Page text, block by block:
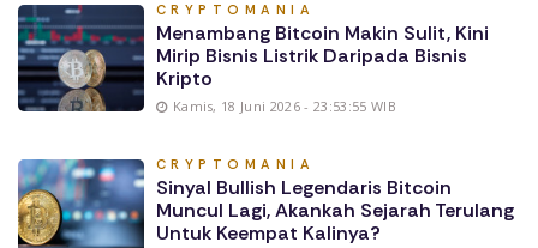
CRYPTOMANIA
Menambang Bitcoin Makin Sulit, Kini
Mirip Bisnis Listrik Daripada Bisnis
Kripto
Kamis, 18 Juni 2026 - 23:53:55 WIB
CRYPTOMANIA
Sinyal Bullish Legendaris Bitcoin
Muncul Lagi, Akankah Sejarah Terulang
Untuk Keempat Kalinya?